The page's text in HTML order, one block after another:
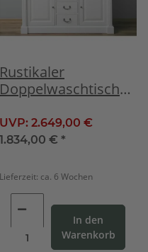
Rustikaler
Doppelwaschtisch
gebürstet
UVP: 2.649,00 €
1.834,00 € *
Lieferzeit: ca. 6 Wochen
In den
Warenkorb